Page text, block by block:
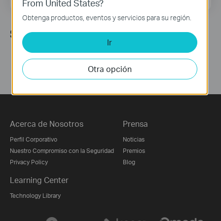
Síguenos
Acerca de Nosotros
Perfil Corporativo
Nuestro Compromiso con la Seguridad
Privacy Policy
Prensa
Noticias
Premios
Blog
Learning Center
Technology Library
From United States?
Obtenga productos, eventos y servicios para su región.
Ir
Otra opción